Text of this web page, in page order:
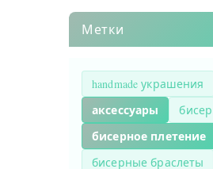
Метки
handmade украшения
аксессуары бисер
бисерное плетение
бисерные браслеты